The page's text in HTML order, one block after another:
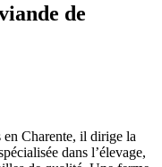
de
en Charente, il dirige la
dans l’élevage,